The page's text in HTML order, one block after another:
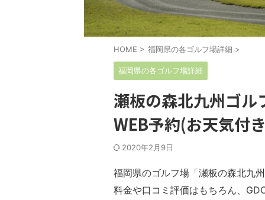
HOME > 福岡県の各ゴルフ場詳細 >
福岡県の各ゴルフ場詳細
瀬板の森北九州ゴ
WEB予約(お天気付
2020年2月9日
福岡県のゴルフ場「瀬板の森北九
料金や口コミ評価はもちろん、